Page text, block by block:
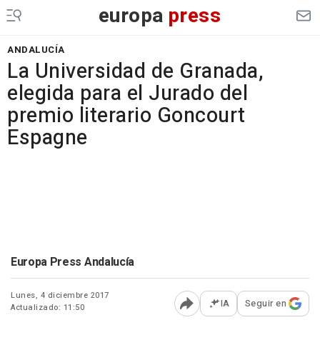
europa press
ANDALUCÍA
La Universidad de Granada,
elegida para el Jurado del
premio literario Goncourt
Espagne
Europa Press Andalucía
Lunes, 4 diciembre 2017
Actualizado: 11:50
Abrir opciones para
IA Seguir en